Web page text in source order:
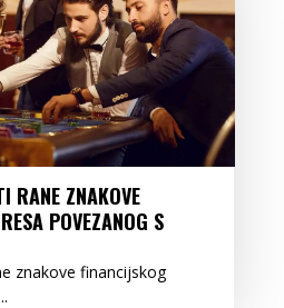
RANE ZNAKOVE
POVEZANOG S
znakove financijskog